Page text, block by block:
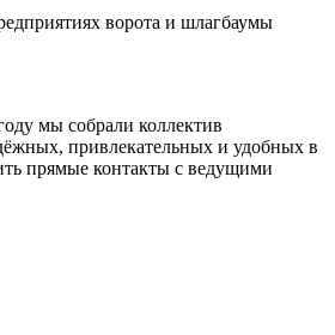
ворота и шлагбаумы
мы собрали коллектив
привлекательных и удобных в
прямые контакты с ведущими